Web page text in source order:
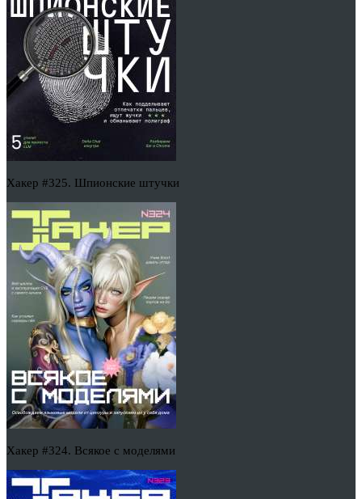
Хакер #325. Шпионские штучки
Хакер #324. Всякое с моделями